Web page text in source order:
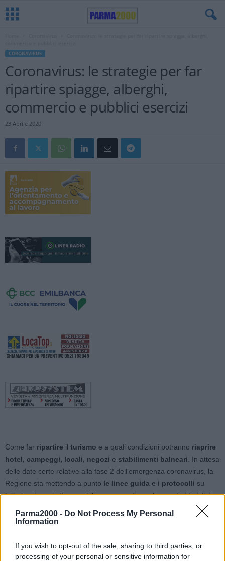
Parma2000 - Do Not Process My Personal
Information
If you wish to opt-out of the sale, sharing to third parties, or
processing of your personal or sensitive information for
CORONAVIRUS
Coronavirus: le strategie per far
ripartire spiagge, alberghi,
commercio e pubblici esercizi
23 Aprile 2020
Come far ripartire il turismo e a quali condizioni potranno riaprire
hotel, campeggi, locali, negozi e stabilimenti balneari . In attesa
delle date certe relative alla fase 2 dell’emergenza coronavirus, la
Regione sta mettendo a punto le linee guida e i protocolli su
tutte le misure indispensabili per consentire agli operatori turistici e
commercio e infrastrutture, in collaborazione con l’assessorato
alle Politiche per la salute. Il primo sullestrutture balneari